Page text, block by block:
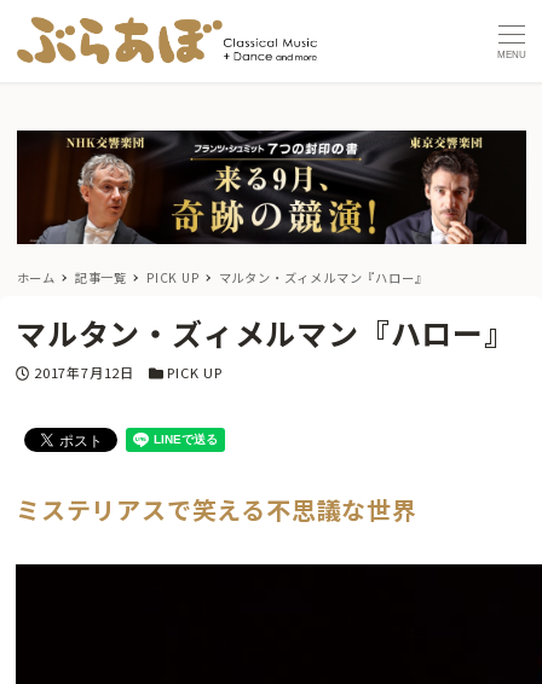
MENU
ホーム 記事一覧 PICK UP マルタン・ズィメルマン『ハロー』
マルタン・ズィメルマン『ハロー』
投稿日
2017年7月12日 カテゴリー
PICK UP
ミステリアスで笑える不思議な世界